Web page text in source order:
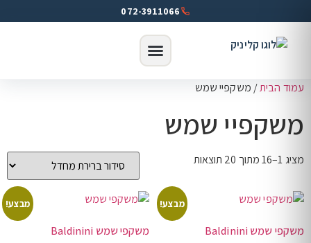
072-3911066
עמוד הבית/ משקפיי שמש
משקפיי שמש
מציג 1–16 מתוך 20 תוצאות
מבצע!
משקפי שמש Baldinini
מבצע!
משקפי שמש Baldinini